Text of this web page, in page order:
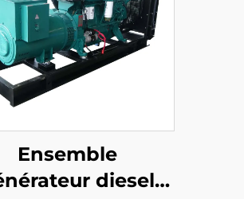
Ensemble
diesel